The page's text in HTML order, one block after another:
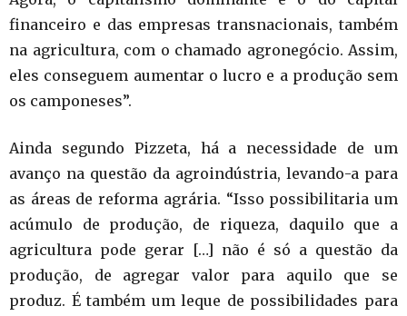
financeiro e das empresas transnacionais, também
na agricultura, com o chamado agronegócio. Assim,
eles conseguem aumentar o lucro e a produção sem
os camponeses”.
Ainda segundo Pizzeta, há a necessidade de um
avanço na questão da agroindústria, levando-a para
as áreas de reforma agrária. “Isso possibilitaria um
acúmulo de produção, de riqueza, daquilo que a
agricultura pode gerar […] não é só a questão da
produção, de agregar valor para aquilo que se
produz. É também um leque de possibilidades para